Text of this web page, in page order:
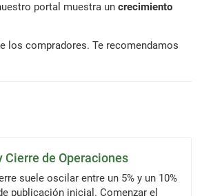
portal muestra un crecimiento
los compradores. Te recomendamos
Cierre de Operaciones
publicación inicial. Comenzar el